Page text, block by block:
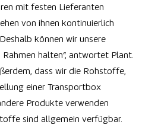
mit festen Lieferanten
von ihnen kontinuierlich
können wir unsere
Rahmen halten“, antwortet Plant.
dass wir die Rohstoffe,
einer Transportbox
Produkte verwenden
sind allgemein verfügbar.